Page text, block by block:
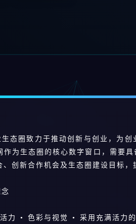
生态圈致力于推动创新与创业，为
作为生态圈的核心数字窗口，需要
、创新合作机会及生态圈建设目标，
力 • 色彩与视觉 • 采用充满活力